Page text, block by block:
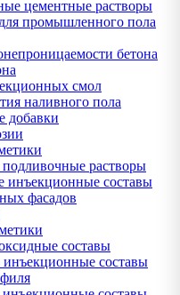
цементные растворы
промышленного пола
бетона
смол
наливного пола
добавки
растворы
составы
фасадов
составы
составы